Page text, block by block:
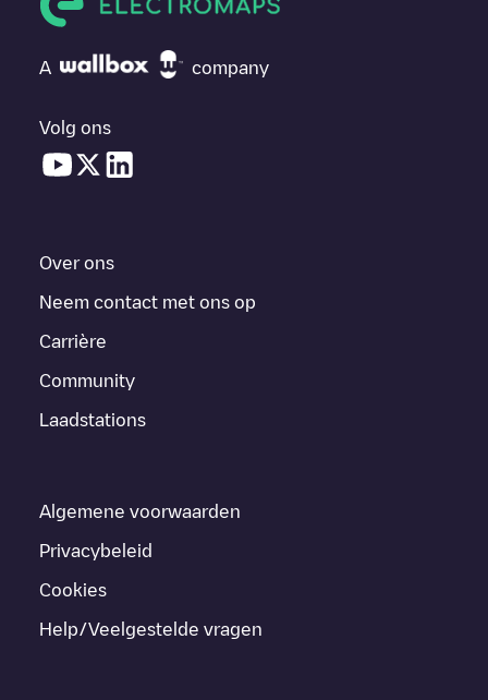
A company
Volg ons
Over ons
Neem contact met ons op
Carrière
Community
Laadstations
Algemene voorwaarden
Privacybeleid
Cookies
Help/Veelgestelde vragen